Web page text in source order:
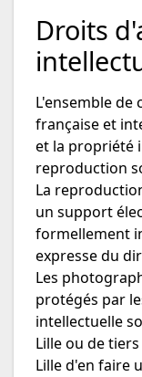
Droits
L'ensemble de
française et
et la propriété
reproduction
La
un support
formellement
expresse du
Les
protégés par
intellectuelle
Lille ou de
Lille d'en faire